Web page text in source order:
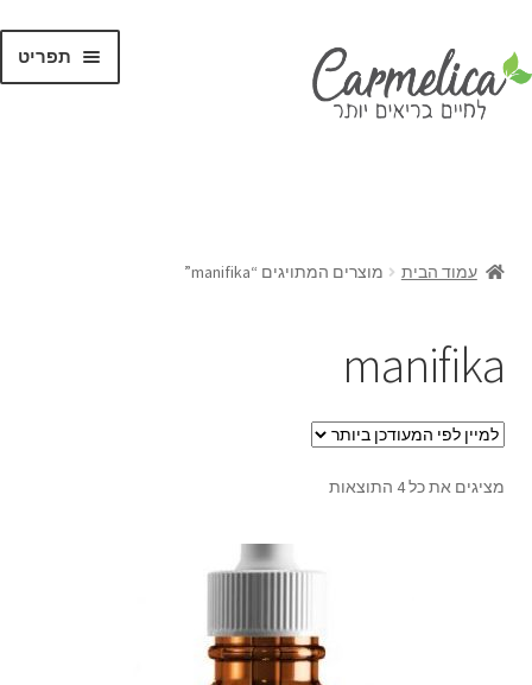
תפריט
עמוד הבית מוצרים המתויגים “manifika”
manifika
מציגים את כל ⁦4⁩ התוצאות